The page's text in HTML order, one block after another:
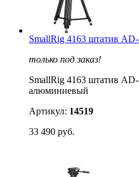
SmallRig 4163 штатив
только под заказ!
SmallRig 4163 штатив
алюминиевый
Артикул: 14519
33 490 руб.